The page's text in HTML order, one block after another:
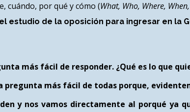
cuándo, por qué y cómo (What, Who, Where,
estudio de la oposición para ingresar en la
más fácil de responder. ¿Qué es lo que
pregunta más fácil de todas porque,
y nos vamos directamente al porqué ya